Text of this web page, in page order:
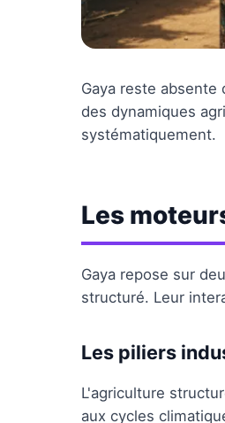
Gaya reste
des dynamiques
systématiquement.
Les
Gaya repose sur
structuré. Leur
Les piliers
L'agriculture
aux cycles